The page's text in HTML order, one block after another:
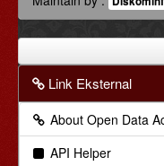
Link Eksternal
About Open Data
API Helper